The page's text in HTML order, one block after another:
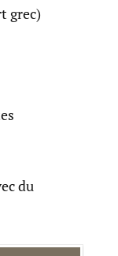
grec)
du